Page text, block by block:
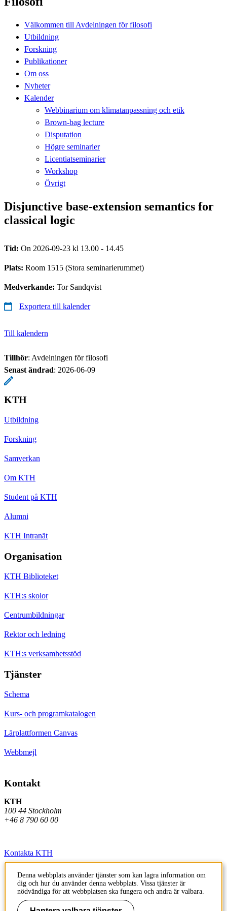
Välkommen till Avdelningen för filosofi
Utbildning
Forskning
Publikationer
Om oss
Nyheter
Kalender
Webbinarium om klimatanpassning och etik
Brown-bag lecture
Disputation
Högre seminarier
Licentiatseminarier
Workshop
Övrigt
Disjunctive base-extension semantics for
classical logic
Tid: On 2026-09-23 kl 13.00 - 14.45
Plats: Room 1515 (Stora seminarierummet)
Medverkande: Tor Sandqvist
Exportera till kalender
Till kalendern
Tillhör: Avdelningen för filosofi
Senast ändrad: 2026-06-09
KTH
Utbildning
Forskning
Samverkan
Om KTH
Student på KTH
Alumni
KTH Intranät
Organisation
KTH Biblioteket
KTH:s skolor
Centrumbildningar
Rektor och ledning
KTH:s verksamhetsstöd
Tjänster
Schema
Kurs- och programkatalogen
Lärplattformen Canvas
Webbmejl
Kontakt
KTH
100 44 Stockholm
+46 8 790 60 00
Kontakta KTH
Jobba på KTH
Press och media
Denna webbplats använder tjänster som kan lagra information om
dig och hur du använder denna webbplats. Vissa tjänster är
nödvändiga för att webbplatsen ska fungera och andra är valbara.